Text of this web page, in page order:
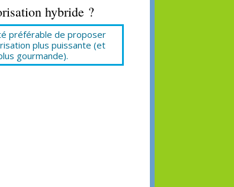
hybride ?
préférable de proposer
plus puissante (et
gourmande).